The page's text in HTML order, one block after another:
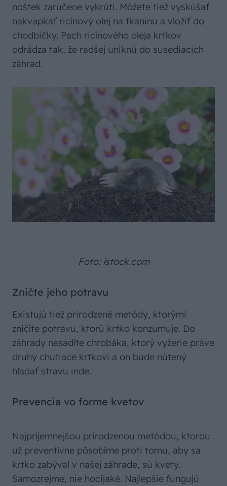
noštek zaručene vykrúti. Môžete tiež vyskúšať
nakvapkať ricínový olej na tkaninu a vložiť do
chodbičky. Pach ricínového oleja krtkov
odrádza tak, že radšej uniknú do susediacich
záhrad.
Foto: istock.com
Zničte jeho potravu
Existujú tiež prirodzené metódy, ktorými
zničíte potravu, ktorú krtko konzumuje. Do
záhrady nasadíte chrobáka, ktorý vyžerie práve
druhy chutiace krtkovi a on bude nútený
hľadať stravu inde.
Prevencia vo forme kvetov
Najpríjemnejšou prirodzenou metódou, ktorou
už preventívne pôsobíme proti tomu, aby sa
krtko zabýval v našej záhrade, sú kvety.
Samozrejme, nie hocijaké. Najlepšie fungujú